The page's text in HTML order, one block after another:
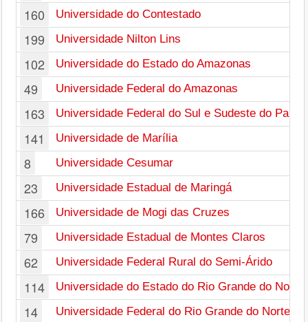
160 Universidade do Contestado
199 Universidade Nilton Lins
102 Universidade do Estado do Amazonas
49 Universidade Federal do Amazonas
163 Universidade Federal do Sul e Sudeste do Pará
141 Universidade de Marília
8 Universidade Cesumar
23 Universidade Estadual de Maringá
166 Universidade de Mogi das Cruzes
79 Universidade Estadual de Montes Claros
62 Universidade Federal Rural do Semi-Árido
114 Universidade do Estado do Rio Grande do Norte
14 Universidade Federal do Rio Grande do Norte